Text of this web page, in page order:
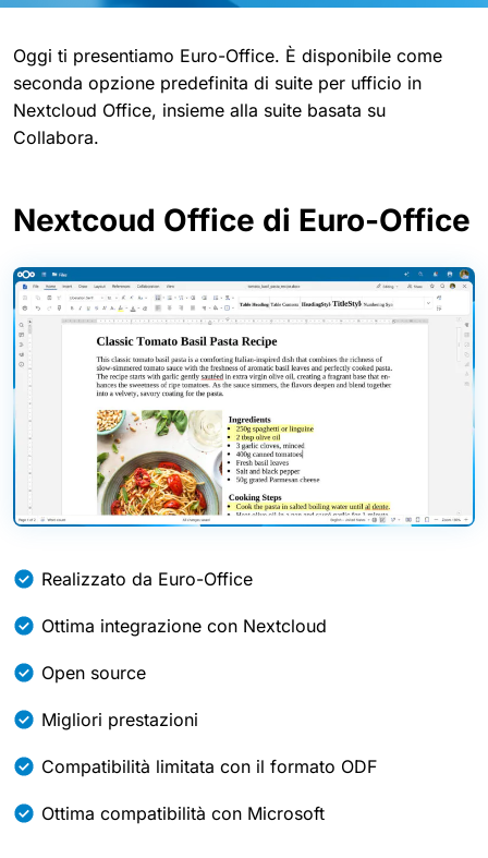
Oggi ti presentiamo Euro-Office. È disponibile come
seconda opzione predefinita di suite per ufficio in
Nextcloud Office, insieme alla suite basata su
Collabora.
Nextcoud Office di Euro-Office
Realizzato da Euro-Office
Ottima integrazione con Nextcloud
Open source
Migliori prestazioni
Compatibilità limitata con il formato ODF
Ottima compatibilità con Microsoft